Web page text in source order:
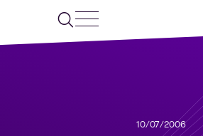
10/07/2006